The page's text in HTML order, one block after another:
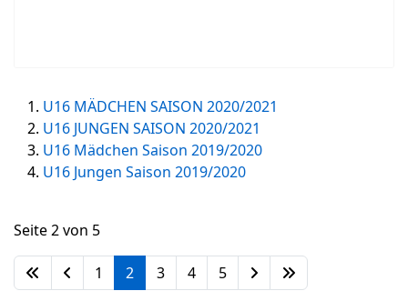
U16 MÄDCHEN SAISON 2020/2021
U16 JUNGEN SAISON 2020/2021
U16 Mädchen Saison 2019/2020
U16 Jungen Saison 2019/2020
Seite 2 von 5
1 2 3 4 5